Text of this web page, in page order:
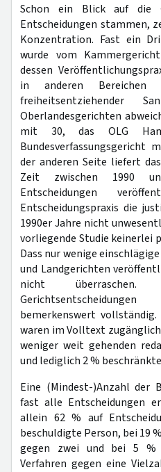
Schon ein Blick auf die
Entscheidungen stammen,
Konzentration. Fast ein
wurde vom
dessen
in anderen Bereichen
freiheitsentziehender
Oberlandesgerichten
mit 30, das OLG
Bundesverfassungsgericht
der anderen Seite liefert
Zeit zwischen 1990
Entscheidungen
Entscheidungspraxis die
1990er Jahre nicht
vorliegende Studie keinerlei
Dass nur wenige
und Landgerichten
nicht überraschen.
bemerkenswert
waren im Volltext
weniger weit gehenden
und lediglich 2 %
Eine (Mindest-)Anzahl der
fast alle Entscheidungen
allein 62 % auf
beschuldigte Person, bei 19
gegen zwei und bei 5 %
Verfahren gegen eine